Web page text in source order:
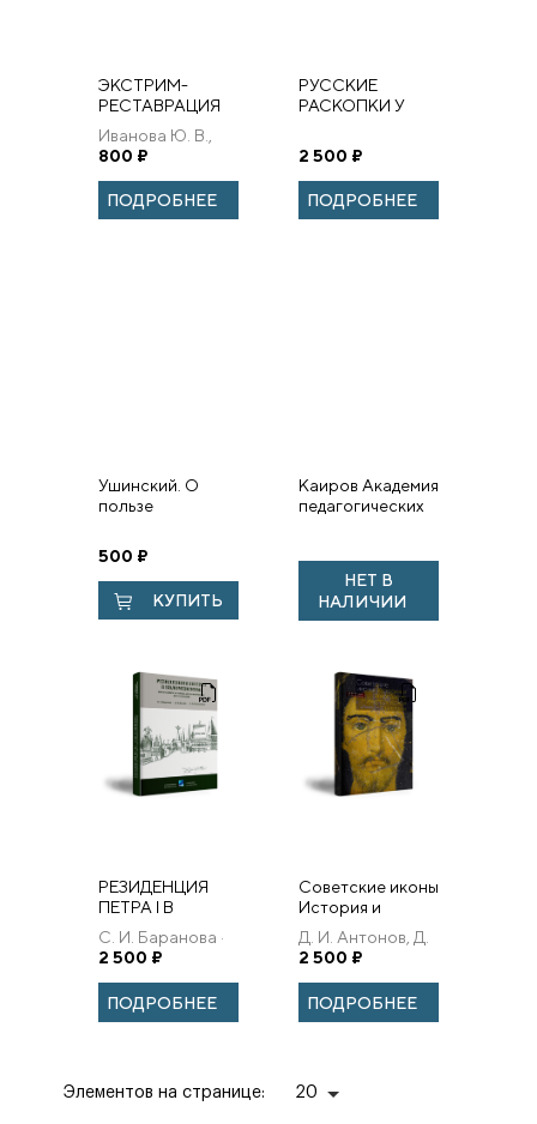
ЭКСТРИМ-
РЕСТАВРАЦИЯ
МОНУМЕНТАЛЬНОЙ
ЖИВОПИСИ
Иванова Ю. В.,
Филатов С. В.
800 ₽
ПОДРОБНЕЕ
РУССКИЕ
РАСКОПКИ У
ВОСКРЕСЕНИЯ
В ИЕРУСАЛИМЕ:
ИСТОЧНИКИ,
ДИСКУССИИ,
2 500 ₽
ПОДРОБНЕЕ
Ушинский. О
пользе
литературы
500 ₽
КУПИТЬ
Каиров Академия
педагогических
НЕТ В
НАЛИЧИИ
РЕЗИДЕНЦИЯ
ПЕТРА I В
КОЛОМЕНСКОМ:
КОМПЛЕКСНОЕ
ИСТОРИКО-
АРХЕОЛОГИЧЕСКОЕ
ИССЛЕДОВАНИЕ
С. И. Баранова ·
Л. А. Беляев · А. В.
Топычканов
2 500 ₽
ПОДРОБНЕЕ
Советские иконы
История и
этнография
Нижегородской
традиции
Д. И. Антонов, Д.
Ю. Доронин
2 500 ₽
ПОДРОБНЕЕ
Элементов на странице: 20